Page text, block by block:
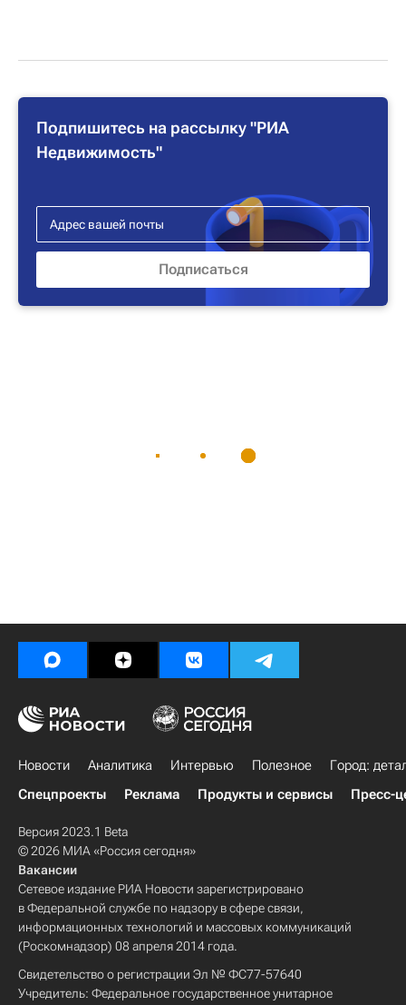
Подпишитесь на рассылку "РИА
Недвижимость"
Новости Аналитика Интервью Полезное
Город:
Спецпроекты
Реклама Продукты и сервисы Пресс-
Версия 2023.1 Beta
© 2026 МИА «Россия сегодня»
Вакансии
Сетевое издание РИА Новости зарегистрировано
в Федеральной службе по надзору в сфере связи,
информационных технологий и массовых коммуникаций
(Роскомнадзор) 08 апреля 2014 года.
Свидетельство о регистрации Эл № ФС77-57640
Учредитель: Федеральное государственное унитарное